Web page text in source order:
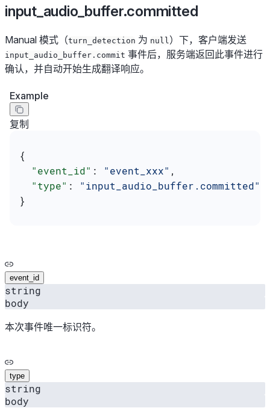
input_audio_buffer.committed
Manual 模式（turn_detection 为 null）下，客户端发送
input_audio_buffer.commit 事件后，服务端返回此事件进行
确认，并自动开始生成翻译响应。
Example
复制
{
  "event_id"
: "event_xxx" ,
  "type"
: "input_audio_buffer.committed"
}
event_id
string
body
本次事件唯一标识符。
type
string
body